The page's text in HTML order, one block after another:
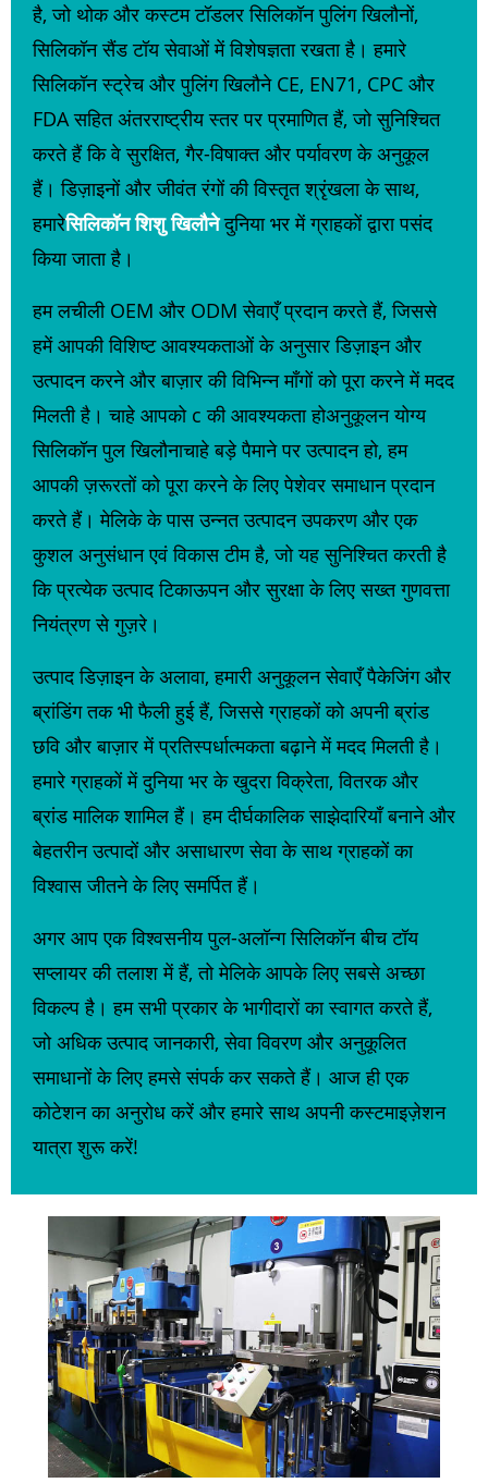
है, जो थोक और कस्टम टॉडलर सिलिकॉन पुलिंग खिलौनों,
सिलिकॉन सैंड टॉय सेवाओं में विशेषज्ञता रखता है। हमारे
सिलिकॉन स्ट्रेच और पुलिंग खिलौने CE, EN71, CPC और
FDA सहित अंतरराष्ट्रीय स्तर पर प्रमाणित हैं, जो सुनिश्चित
करते हैं कि वे सुरक्षित, गैर-विषाक्त और पर्यावरण के अनुकूल
हैं। डिज़ाइनों और जीवंत रंगों की विस्तृत श्रृंखला के साथ,
हमारेसिलिकॉन शिशु खिलौने दुनिया भर में ग्राहकों द्वारा पसंद
किया जाता है।
हम लचीली OEM और ODM सेवाएँ प्रदान करते हैं, जिससे
हमें आपकी विशिष्ट आवश्यकताओं के अनुसार डिज़ाइन और
उत्पादन करने और बाज़ार की विभिन्न माँगों को पूरा करने में मदद
मिलती है। चाहे आपको c की आवश्यकता होअनुकूलन योग्य
सिलिकॉन पुल खिलौनाचाहे बड़े पैमाने पर उत्पादन हो, हम
आपकी ज़रूरतों को पूरा करने के लिए पेशेवर समाधान प्रदान
करते हैं। मेलिके के पास उन्नत उत्पादन उपकरण और एक
कुशल अनुसंधान एवं विकास टीम है, जो यह सुनिश्चित करती है
कि प्रत्येक उत्पाद टिकाऊपन और सुरक्षा के लिए सख्त गुणवत्ता
नियंत्रण से गुज़रे।
उत्पाद डिज़ाइन के अलावा, हमारी अनुकूलन सेवाएँ पैकेजिंग और
ब्रांडिंग तक भी फैली हुई हैं, जिससे ग्राहकों को अपनी ब्रांड
छवि और बाज़ार में प्रतिस्पर्धात्मकता बढ़ाने में मदद मिलती है।
हमारे ग्राहकों में दुनिया भर के खुदरा विक्रेता, वितरक और
ब्रांड मालिक शामिल हैं। हम दीर्घकालिक साझेदारियाँ बनाने और
बेहतरीन उत्पादों और असाधारण सेवा के साथ ग्राहकों का
विश्वास जीतने के लिए समर्पित हैं।
अगर आप एक विश्वसनीय पुल-अलॉन्ग सिलिकॉन बीच टॉय
सप्लायर की तलाश में हैं, तो मेलिके आपके लिए सबसे अच्छा
विकल्प है। हम सभी प्रकार के भागीदारों का स्वागत करते हैं,
जो अधिक उत्पाद जानकारी, सेवा विवरण और अनुकूलित
समाधानों के लिए हमसे संपर्क कर सकते हैं। आज ही एक
कोटेशन का अनुरोध करें और हमारे साथ अपनी कस्टमाइज़ेशन
यात्रा शुरू करें!